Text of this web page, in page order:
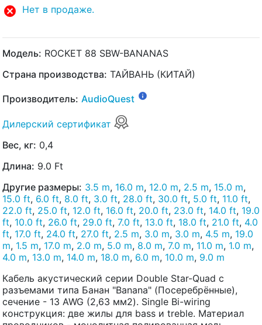
Нет в продаже.
Модель: ROCKET 88 SBW-BANANAS
Страна производства: ТАЙВАНЬ (КИТАЙ)
Производитель: AudioQuest
Дилерский сертификат
Вес, кг: 0,4
Длина: 9.0 Ft
Другие размеры: 3.5 m, 16.0 m, 12.0 m, 2.5 m, 15.0 m,
15.0 ft, 6.0 ft, 8.0 ft, 3.0 ft, 28.0 ft, 30.0 ft, 5.0 ft, 11.0 ft,
22.0 ft, 25.0 ft, 12.0 ft, 16.0 ft, 20.0 ft, 23.0 ft, 14.0 ft, 19.0
ft, 10.0 ft, 26.0 ft, 29.0 ft, 7.0 ft, 13.0 ft, 18.0 ft, 21.0 ft, 4.0
ft, 17.0 ft, 24.0 ft, 27.0 ft, 2.5 m, 3.0 m, 3.0 m, 4.5 m, 19.0
m, 1.5 m, 17.0 m, 2.0 m, 5.0 m, 8.0 m, 7.0 m, 11.0 m, 1.0 m,
4.0 m, 13.0 m, 14.0 m, 18.0 m, 6.0 m, 10.0 m, 9.0 m
Кабель акустический серии Double Star-Quad с
разъемами типа Банан "Banana" (Посеребрённые),
сечение - 13 AWG (2,63 мм2). Single Bi-wiring
конструкция: две жилы для bass и treble. Материал